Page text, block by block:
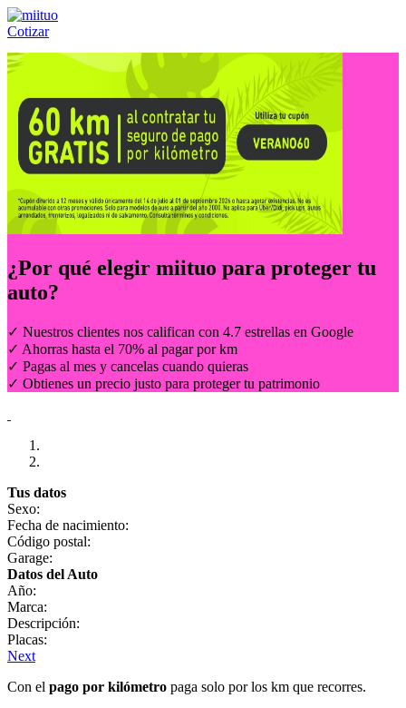
Cotizar
Llámanos al:(55) 84-21-05-00 ó
¿Por qué elegir miituo para proteger tu
auto?
✓ Nuestros clientes nos califican con 4.7 estrellas en Google
✓ Ahorras hasta el 70% al pagar por km
✓ Pagas al mes y cancelas cuando quieras
✓ Obtienes un precio justo para proteger tu patrimonio
Tus datos
Sexo:
Fecha de nacimiento:
Código postal:
Garage:
Datos del Auto
Año:
Marca:
Descripción:
Placas:
Next
Con el pago por kilómetro paga solo por los km que recorres.